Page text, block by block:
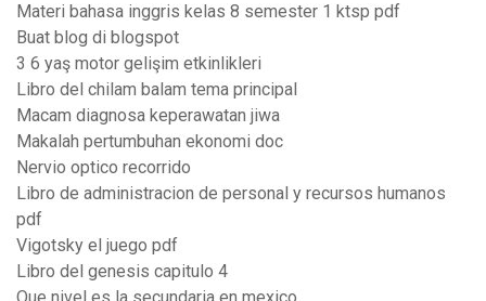
Materi bahasa inggris kelas 8 semester 1 ktsp pdf
Buat blog di blogspot
3 6 yaş motor gelişim etkinlikleri
Libro del chilam balam tema principal
Macam diagnosa keperawatan jiwa
Makalah pertumbuhan ekonomi doc
Nervio optico recorrido
Libro de administracion de personal y recursos humanos
pdf
Vigotsky el juego pdf
Libro del genesis capitulo 4